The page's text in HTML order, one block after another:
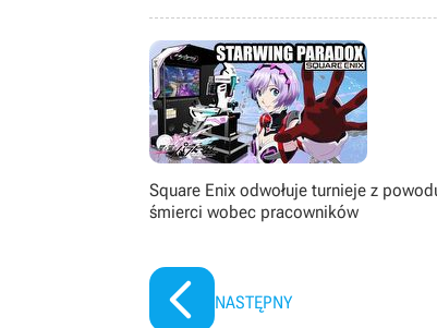
Square Enix odwołuje turnieje z
śmierci wobec pracowników
NASTĘPNY